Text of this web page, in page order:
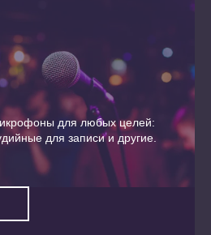
для любых целей:
для записи и другие.